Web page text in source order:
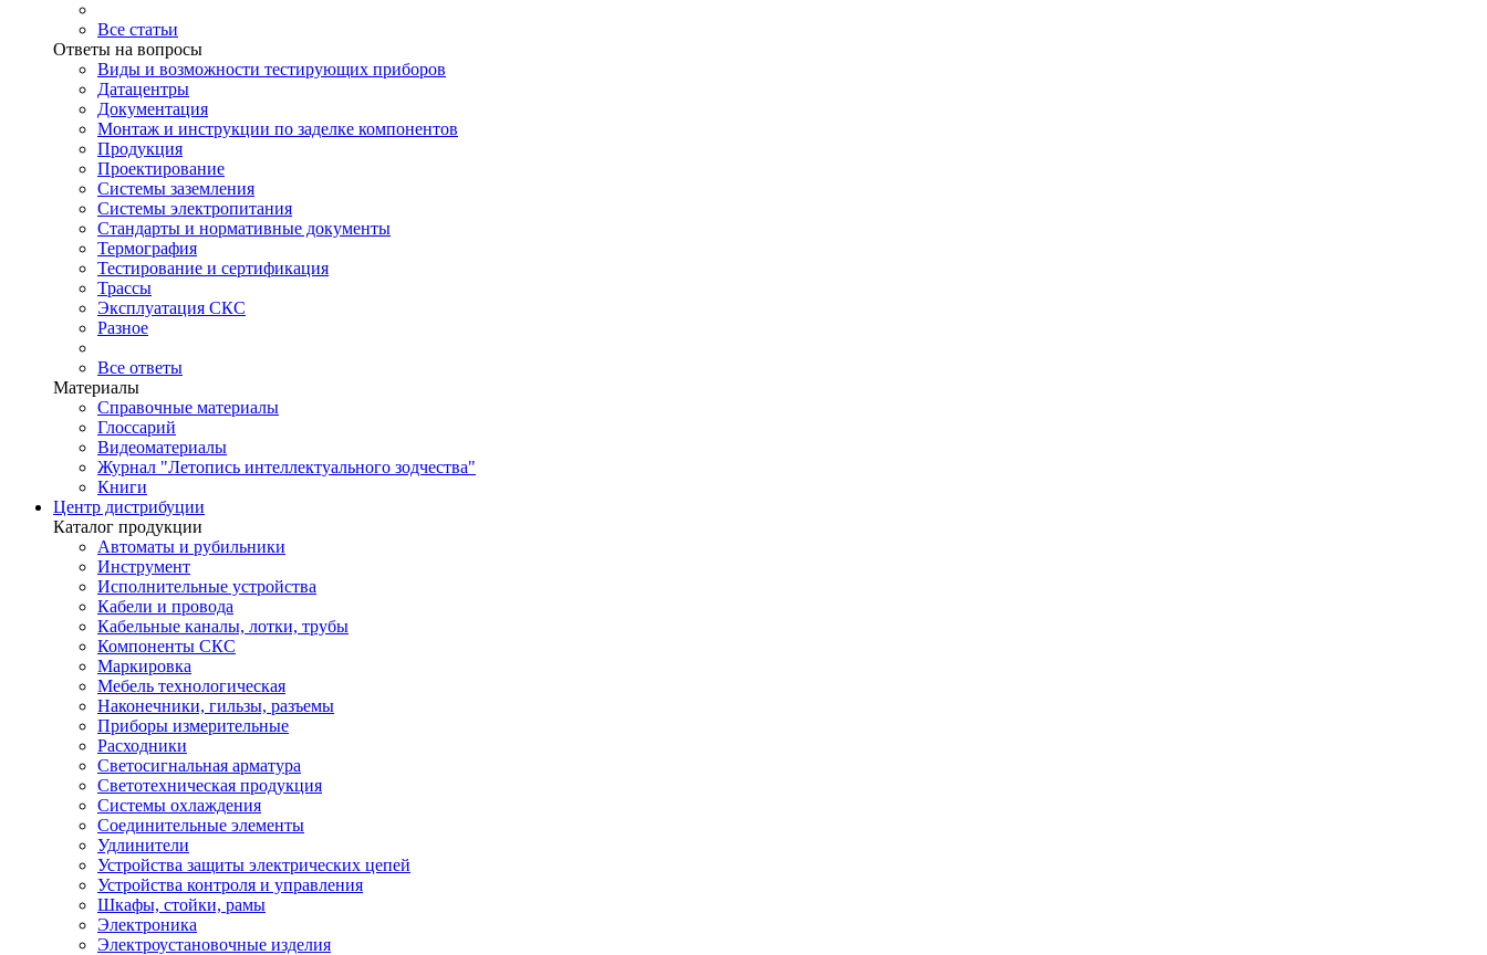
Все статьи
Ответы на вопросы
Виды и возможности тестирующих приборов
Датацентры
Документация
Монтаж и инструкции по заделке компонентов
Продукция
Проектирование
Системы заземления
Системы электропитания
Стандарты и нормативные документы
Термография
Тестирование и сертификация
Трассы
Эксплуатация СКС
Разное
Все ответы
Материалы
Справочные материалы
Глоссарий
Видеоматериалы
Журнал "Летопись интеллектуального зодчества"
Книги
Центр дистрибуции
Каталог продукции
Автоматы и рубильники
Инструмент
Исполнительные устройства
Кабели и провода
Кабельные каналы, лотки, трубы
Компоненты СКС
Маркировка
Мебель технологическая
Наконечники, гильзы, разъемы
Приборы измерительные
Расходники
Светосигнальная арматура
Светотехническая продукция
Системы охлаждения
Соединительные элементы
Удлинители
Устройства защиты электрических цепей
Устройства контроля и управления
Шкафы, стойки, рамы
Электроника
Электроустановочные изделия